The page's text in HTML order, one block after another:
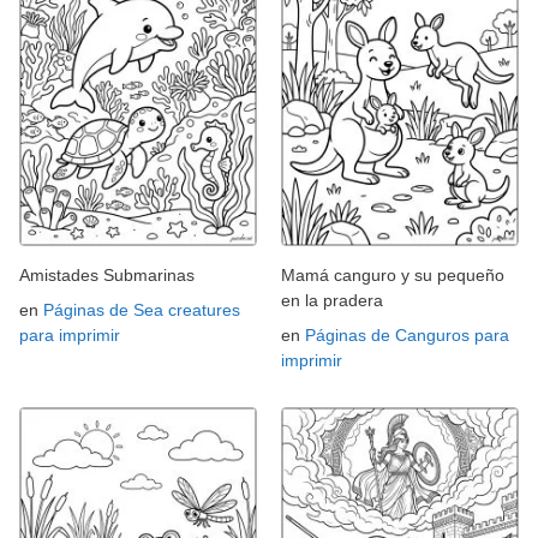
Amistades Submarinas
en Páginas de Sea creatures
para imprimir
Mamá canguro y su pequeño
en la pradera
en Páginas de Canguros para
imprimir